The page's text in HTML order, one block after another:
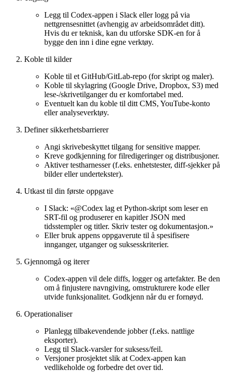
Legg til Codex-appen i Slack eller logg på via
nettgrensesnittet (avhengig av arbeidsområdet ditt).
Hvis du er teknisk, kan du utforske SDK-en for å
bygge den inn i dine egne verktøy.
Koble til kilder
Koble til et GitHub/GitLab-repo (for skript og maler).
Koble til skylagring (Google Drive, Dropbox, S3) med
lese-/skrivetilganger du er komfortabel med.
Eventuelt kan du koble til ditt CMS, YouTube-konto
eller analyseverktøy.
Definer sikkerhetsbarrierer
Angi skrivebeskyttet tilgang for sensitive mapper.
Kreve godkjenning for filredigeringer og distribusjoner.
Aktiver testharnesser (f.eks. enhetstester, diff-sjekker på
bilder eller undertekster).
Utkast til din første oppgave
I Slack: «@Codex lag et Python-skript som leser en
SRT-fil og produserer en kapitler JSON med
tidsstempler og titler. Skriv tester og dokumentasjon.»
Eller bruk appens oppgaverute til å spesifisere
innganger, utganger og suksesskriterier.
Gjennomgå og iterer
Codex-appen vil dele diffs, logger og artefakter. Be den
om å finjustere navngiving, omstrukturere kode eller
utvide funksjonalitet. Godkjenn når du er fornøyd.
Operationaliser
Planlegg tilbakevendende jobber (f.eks. nattlige
eksporter).
Legg til Slack-varsler for suksess/feil.
Versjoner prosjektet slik at Codex-appen kan
vedlikeholde og forbedre det over tid.